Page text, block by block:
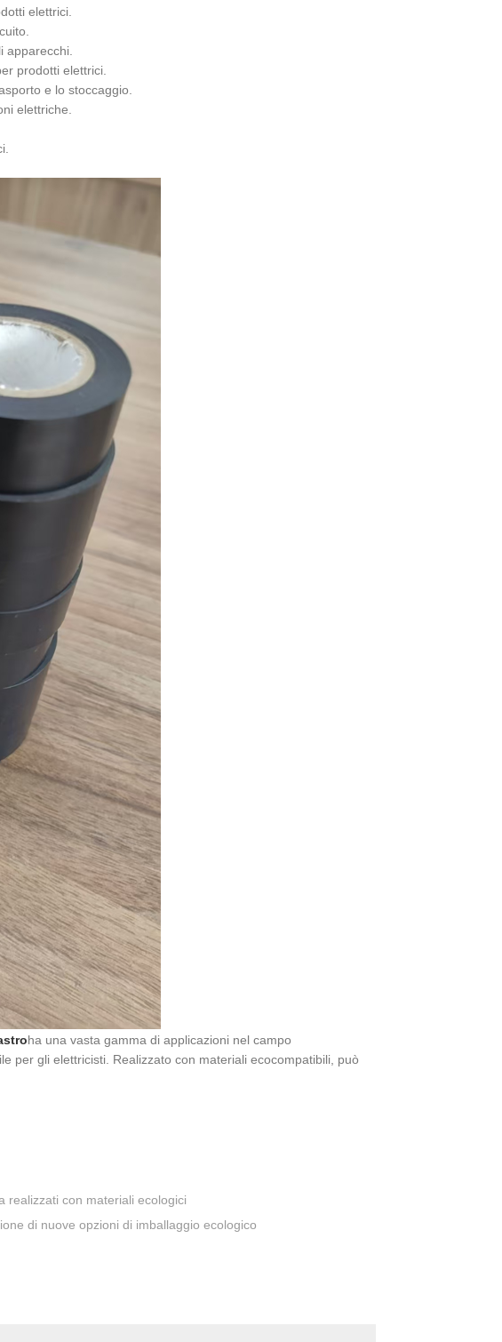
elettrici.
apparecchi.
prodotti elettrici.
e lo stoccaggio.
elettriche.
ha una vasta gamma di applicazioni nel campo
per gli elettricisti. Realizzato con materiali ecocompatibili, può
realizzati con materiali ecologici
di nuove opzioni di imballaggio ecologico